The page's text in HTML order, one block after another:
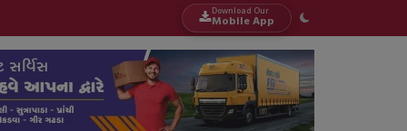
Download Our
Mobile App